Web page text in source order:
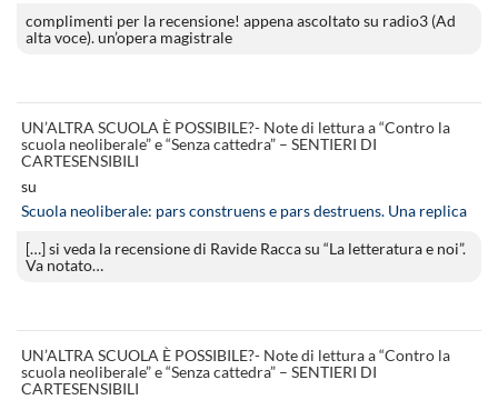
complimenti per la recensione! appena ascoltato su radio3 (Ad
alta voce). un’opera magistrale
UN’ALTRA SCUOLA È POSSIBILE?- Note di lettura a “Contro la
scuola neoliberale” e “Senza cattedra” – SENTIERI DI
CARTESENSIBILI
su
Scuola neoliberale: pars construens e pars destruens. Una replica
[…] si veda la recensione di Ravide Racca su “La letteratura e noi”.
Va notato…
UN’ALTRA SCUOLA È POSSIBILE?- Note di lettura a “Contro la
scuola neoliberale” e “Senza cattedra” – SENTIERI DI
CARTESENSIBILI